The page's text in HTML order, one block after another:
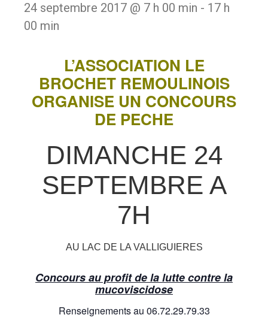
24 septembre 2017 @ 7 h 00 min - 17 h
00 min
L’ASSOCIATION LE
BROCHET REMOULINOIS
ORGANISE UN CONCOURS
DE PECHE
DIMANCHE 24
SEPTEMBRE A
7H
AU LAC DE LA VALLIGUIERES
Concours au profit de la lutte contre la
mucoviscidose
Renseignements au 06.72.29.79.33